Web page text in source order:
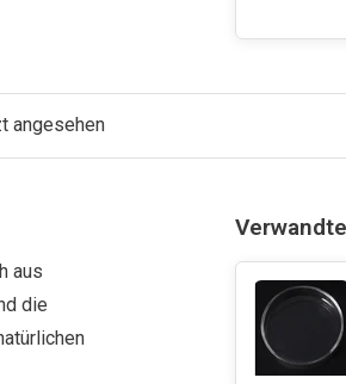
angesehen
aus
die